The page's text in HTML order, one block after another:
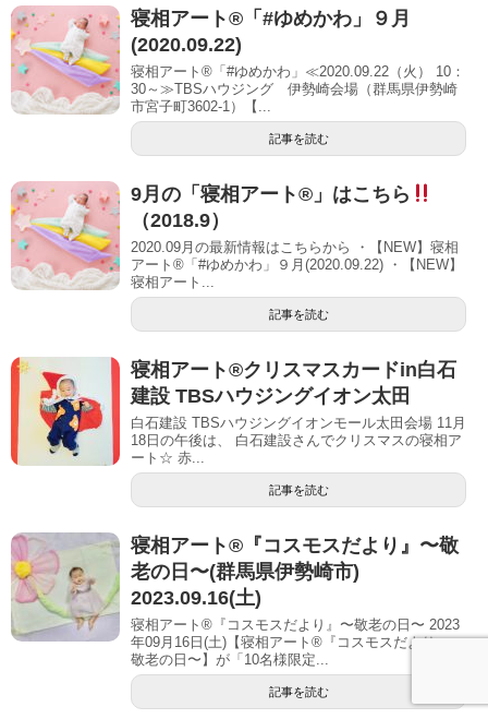
寝相アート®「#ゆめかわ」９月
(2020.09.22)
寝相アート®「#ゆめかわ」≪2020.09.22（火） 10：
30～≫TBSハウジング 伊勢崎会場（群馬県伊勢崎
市宮子町3602-1）【...
記事を読む
9月の「寝相アート®」はこちら
（2018.9）
2020.09月の最新情報はこちらから ・【NEW】寝相
アート®「#ゆめかわ」９月(2020.09.22) ・【NEW】
寝相アート...
記事を読む
寝相アート®︎クリスマスカードin白石
建設 TBSハウジングイオン太田
白石建設 TBSハウジングイオンモール太田会場 11月
18日の午後は、 白石建設さんでクリスマスの寝相ア
ート☆ 赤...
記事を読む
寝相アート®︎『コスモスだより』〜敬
老の日〜(群馬県伊勢崎市)
2023.09.16(土)
寝相アート®『コスモスだより』〜敬老の日〜 2023
年09月16日(土)【寝相アート®︎『コスモスだより』〜
敬老の日〜】が「10名様限定...
記事を読む